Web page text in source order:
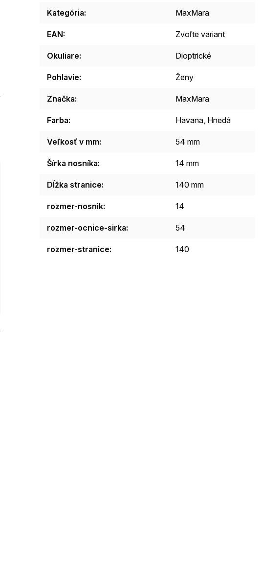
Kategória: MaxMara
EAN: Zvoľte variant
Okuliare: Dioptrické
Pohlavie: Ženy
Značka: MaxMara
Farba: Havana, Hnedá
Veľkosť v mm: 54 mm
Šírka nosníka: 14 mm
Dĺžka stranice: 140 mm
rozmer-nosnik: 14
rozmer-ocnice-sirka: 54
rozmer-stranice: 140